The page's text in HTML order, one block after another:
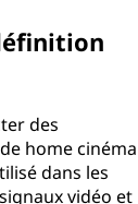
des
home cinéma
dans les
vidéo et